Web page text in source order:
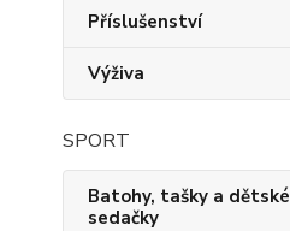
Příslušenství
Výživa
SPORT
Batohy, tašky a dětské
sedačky